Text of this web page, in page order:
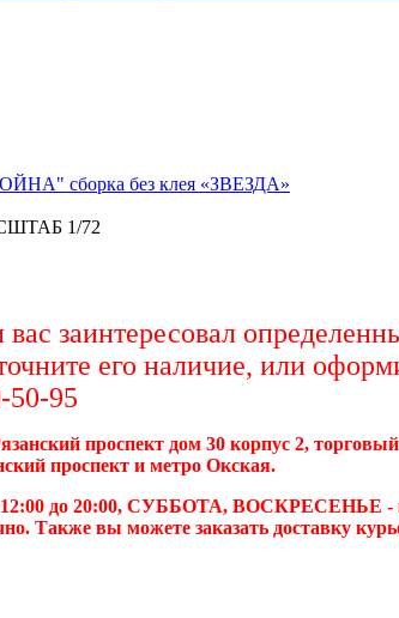
сборка без клея «ЗВЕЗДА»
1/72
заинтересовал
его наличие, или
50-95
проспект дом 30 корпус 2,
проспект и метро Окская.
12:00 до 20:00, СУББОТА, ВОСКРЕСЕНЬЕ -
Также вы можете заказать доставку